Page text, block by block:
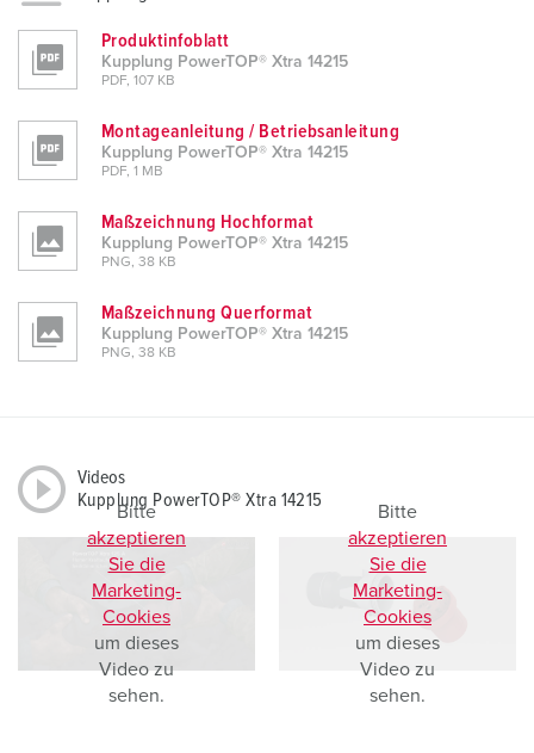
Produktinfoblatt
Kupplung PowerTOP® Xtra 14215
PDF, 107 KB
Montageanleitung / Betriebsanleitung
Kupplung PowerTOP® Xtra 14215
PDF, 1 MB
Maßzeichnung Hochformat
Kupplung PowerTOP® Xtra 14215
PNG, 38 KB
Maßzeichnung Querformat
Kupplung PowerTOP® Xtra 14215
PNG, 38 KB
Videos
Kupplung PowerTOP® Xtra 14215
Bitte
akzeptieren
Sie die
Marketing-
Cookies
um dieses
Video zu
sehen.
Bitte
akzeptieren
Sie die
Marketing-
Cookies
um dieses
Video zu
sehen.